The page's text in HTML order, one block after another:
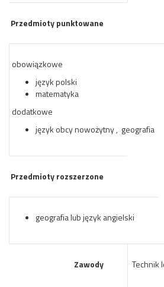
Przedmioty punktowane
obowiązkowe
język polski
matematyka
dodatkowe
język obcy nowożytny , geografia
Przedmioty rozszerzone
geografia lub język angielski
Zawody Technik